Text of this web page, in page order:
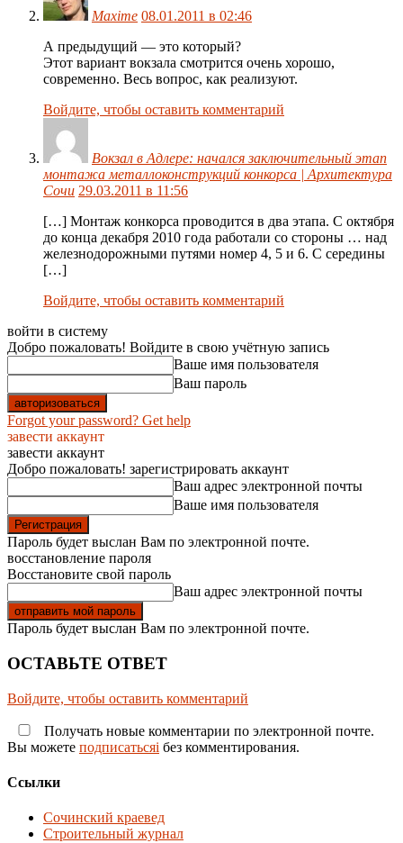
Maxime 08.01.2011 в 02:46
А предыдущий — это который?
Этот вариант вокзала смотрится очень хорошо,
современно. Весь вопрос, как реализуют.
Войдите, чтобы оставить комментарий
Вокзал в Адлере: начался заключительный этап
монтажа металлоконструкций конкорса | Архитектура
Сочи 29.03.2011 в 11:56
[…] Монтаж конкорса проводится в два этапа. С октября
до конца декабря 2010 года работали со стороны … над
железнодорожными путями номер 4, 5 и 6. С середины
[…]
Войдите, чтобы оставить комментарий
войти в систему
Добро пожаловать! Войдите в свою учётную запись
Ваше имя пользователя
Ваш пароль
Forgot your password? Get help
завести аккаунт
завести аккаунт
Добро пожаловать! зарегистрировать аккаунт
Ваш адрес электронной почты
Ваше имя пользователя
Пароль будет выслан Вам по электронной почте.
восстановление пароля
Восстановите свой пароль
Ваш адрес электронной почты
Пароль будет выслан Вам по электронной почте.
ОСТАВЬТЕ ОТВЕТ
Войдите, чтобы оставить комментарий
Получать новые комментарии по электронной почте.
Вы можете подписатьсяi без комментирования.
Ссылки
Сочинский краевед
Строительный журнал